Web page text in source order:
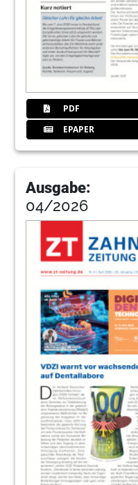
PDF
EPAPER
Ausgabe:
04/2026